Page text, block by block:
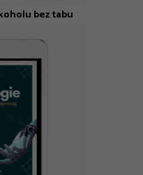
bez tabu